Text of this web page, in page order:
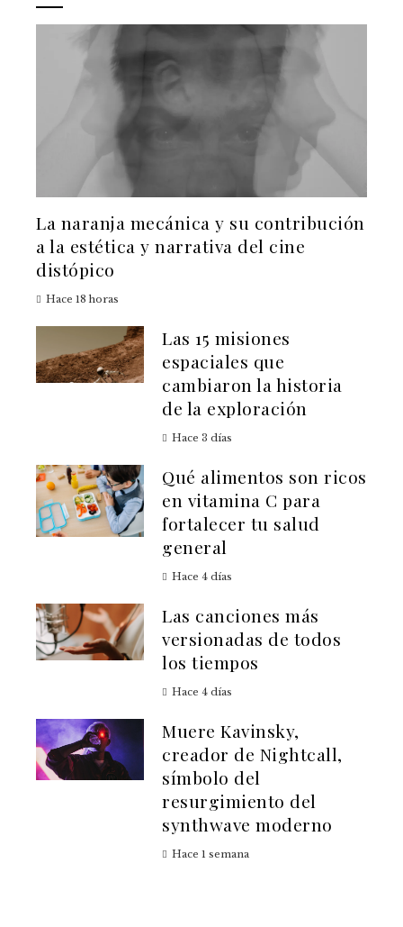
La naranja mecánica y su contribución
a la estética y narrativa del cine
distópico
Hace 18 horas
Las 15 misiones
espaciales que
cambiaron la historia
de la exploración
Hace 3 días
Qué alimentos son ricos
en vitamina C para
fortalecer tu salud
general
Hace 4 días
Las canciones más
versionadas de todos
los tiempos
Hace 4 días
Muere Kavinsky,
creador de Nightcall,
símbolo del
resurgimiento del
synthwave moderno
Hace 1 semana